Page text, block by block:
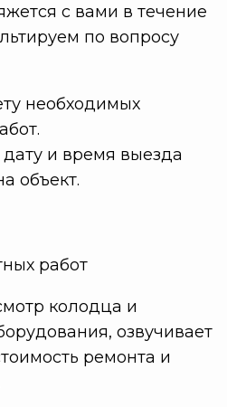
с вами в течение
по вопросу
необходимых
и время выезда
объект.
работ
колодца и
озвучивает
ремонта и